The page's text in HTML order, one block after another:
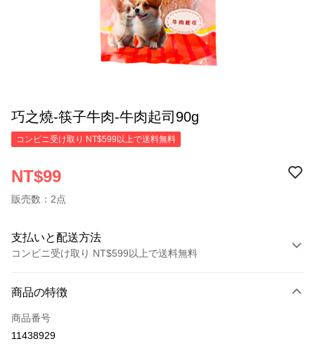
巧之燒-筷子牛肉-牛肉起司90g
コンビニ受け取り NT$599以上で送料無料
NT$99
販売数：2点
支払いと配送方法
コンビニ受け取り NT$599以上で送料無料
クレジットカード1回払い
コンビニ店頭代金引換
商品の特徴
商品番号
11438929